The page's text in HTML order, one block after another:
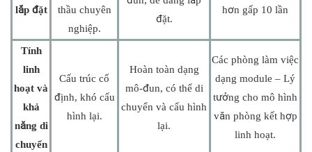
lắp đặt
thầu chuyên
nghiệp.
đặt.
hơn gấp 10 lần
Tính
linh
hoạt và
khả
năng di
chuyển
Cấu trúc cố
định, khó cấu
hình lại.
Hoàn toàn dạng
mô-đun, có thể di
chuyển và cấu hình
lại.
Các phòng làm việc
dạng module – Lý
tưởng cho mô hình
văn phòng kết hợp
linh hoạt.